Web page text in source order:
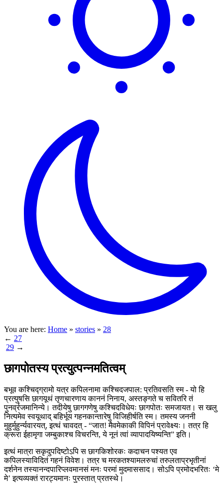
You are here: Home » stories » 28
← 27
29 →
छागपोतस्य प्रत्युत्पन्नमतित्वम्
बभूव कश्चिद्ग्रामो यत्र कपिलनामा कश्चिदजपाल: प्रतिवसति स्म - यो हि
प्रत्युषसि छागयूथं तृणचारणाय काननं निनाय, अस्तङ्गते च सवितरि तं
पुनर्व्रजमानिन्ये। तदीयेषु छागगणेषु कश्चिदविधेयः छागपोतः समजायत। स खलु
नित्यमेव स्वयूथाद् बहिर्भूय गहनकान्तारेषु विजिहीर्षति स्म। तमस्य जननी
मुहुर्मुहुर्न्यवारयत्, इत्थं चावदत् - “जात! मैवमेकाकी विपिनं प्रावेक्ष्यः। तत्र हि
क्रूरा ईहामृगा जम्बुकाश्च विचरन्ति, ये नूनं त्वां व्यापादयिष्यन्ति” इति।
इत्थं मात्रा सकृदुपदिष्टोऽपि स छागकिशोरकः कदाचन पश्यत एव
कपिलस्याविदितं गहनं विवेश। तत्र च मरकतश्यामलरुचां तरुलताप्रभृतीनां
दर्शनेन तस्यानन्दपारिप्लवमानसं मनः परमां मुदमाससाद। सोऽपि प्रमोदभरितः ‘मे
मे’ इत्यव्यक्तं रारट्यमानः पुरस्तात् प्रतस्थे।